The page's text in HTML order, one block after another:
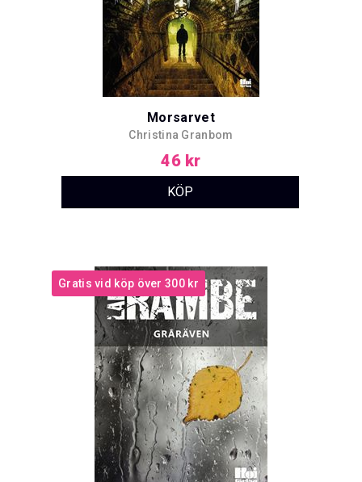
Morsarvet
Christina Granbom
46 kr
Gratis vid köp över 300 kr